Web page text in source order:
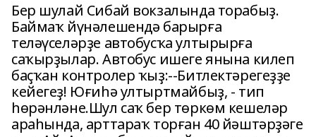
Бер шулай Сибай вокзалында торабыҙ.
Баймаҡ йүнәлешендә барырға
теләүселәрҙе автобусҡа ултырырға
саҡырҙылар. Автобус ишеге янына килеп
баҫҡан контролер ҡыҙ:--Битлектәрегеҙҙе
кейегеҙ! Юғиһә ултыртмайбыҙ, - тип
һөрәнләне.Шул саҡ бер төркөм кешеләр
араһында, арттараҡ торған 40 йәштәрҙәге